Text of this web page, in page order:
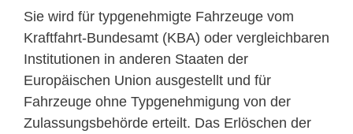
Sie wird für typgenehmigte Fahrzeuge vom
Kraftfahrt-Bundesamt (KBA) oder vergleichbaren
Institutionen in anderen Staaten der
Europäischen Union ausgestellt und für
Fahrzeuge ohne Typgenehmigung von der
Zulassungsbehörde erteilt. Das Erlöschen der